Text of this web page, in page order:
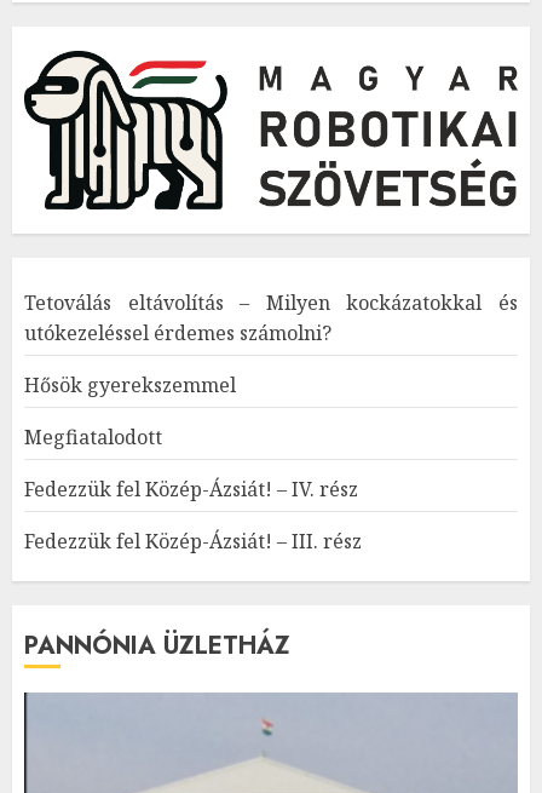
Tetoválás eltávolítás – Milyen kockázatokkal és
utókezeléssel érdemes számolni?
Hősök gyerekszemmel
Megfiatalodott
Fedezzük fel Közép-Ázsiát! – IV. rész
Fedezzük fel Közép-Ázsiát! – III. rész
PANNÓNIA ÜZLETHÁZ